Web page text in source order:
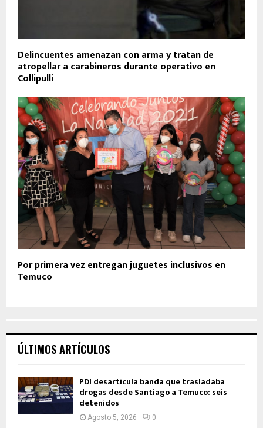
Delincuentes amenazan con arma y tratan de
atropellar a carabineros durante operativo en
Collipulli
Por primera vez entregan juguetes inclusivos en
Temuco
ÚLTIMOS ARTÍCULOS
PDI desarticula banda que trasladaba
drogas desde Santiago a Temuco: seis
detenidos
Agosto 5, 2026 0